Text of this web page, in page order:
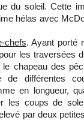
du soleil. Cette
hélas avec
chefs. Ayant porté
les traversées
chapeau des
de différentes
en longueur,
les coups de
par deux